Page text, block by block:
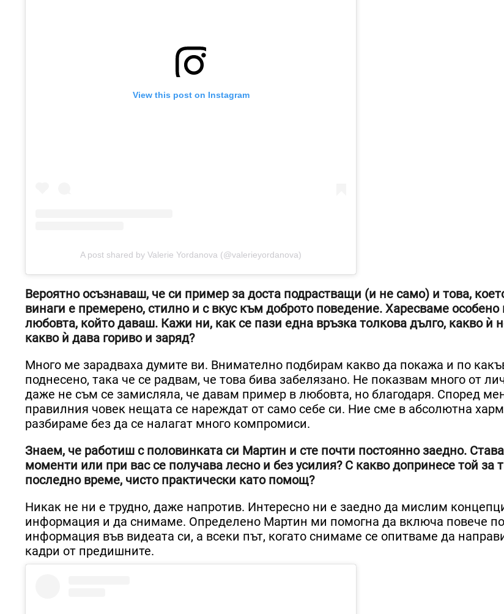
View this post on Instagram
A post shared by Valerie Yordanova (@valerieyordanova)
Вероятно осъзнаваш, че си пример за доста подрастващи (и не само) и това,
винаги е премерено, стилно и с вкус към доброто поведение. Харесваме
любовта, който даваш. Кажи ни, как се пази една връзка толкова дълго, какво ѝ
какво ѝ дава гориво и заряд?
Много ме зарадваха думите ви. Внимателно подбирам какво да покажа и по
поднесено, така че се радвам, че това бива забелязано. Не показвам много от
даже не съм се замисляла, че давам пример в любовта, но благодаря. Според
правилния човек нещата се нареждат от само себе си. Ние сме в абсолютна
разбираме без да се налагат много компромиси.
Знаем, че работиш с половинката си Мартин и сте почти постоянно заедно.
моменти или при вас се получава лесно и без усилия? С какво допринесе той за
последно време, чисто практически като помощ?
Никак не ни е трудно, даже напротив. Интересно ни е заедно да мислим
информация и да снимаме. Определено Мартин ми помогна да включа повече
информация във видеата си, а всеки път, когато снимаме се опитваме да
кадри от предишните.